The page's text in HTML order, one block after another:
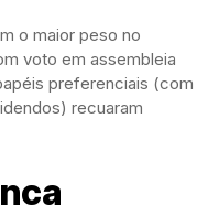
o maior peso no
voto em assembleia
preferenciais (com
recuaram